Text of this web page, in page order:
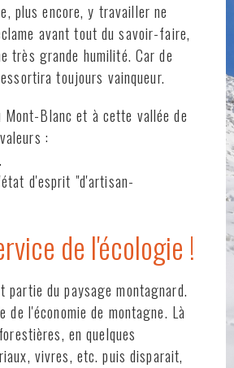
plus encore, y travailler ne
avant tout du savoir-faire,
très grande humilité. Car de
toujours vainqueur.
Blanc et à cette vallée de
:
d'esprit "d'artisan-
de l'écologie !
partie du paysage montagnard.
l'économie de montagne. Là
en quelques
vivres, etc. puis disparait,